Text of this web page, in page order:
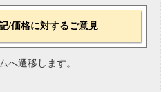
/価格に対するご意見
へ遷移します。